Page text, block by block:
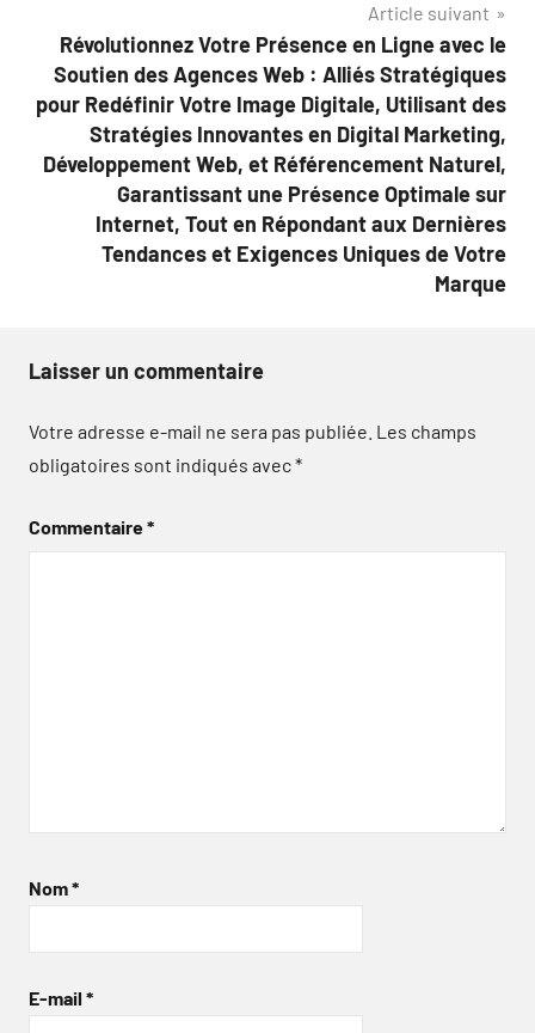
Article suivant
Révolutionnez Votre Présence en Ligne avec le
Soutien des Agences Web : Alliés Stratégiques
pour Redéfinir Votre Image Digitale, Utilisant des
Stratégies Innovantes en Digital Marketing,
Développement Web, et Référencement Naturel,
Garantissant une Présence Optimale sur
Internet, Tout en Répondant aux Dernières
Tendances et Exigences Uniques de Votre
Marque
Laisser un commentaire
Votre adresse e-mail ne sera pas publiée. Les champs
obligatoires sont indiqués avec*
Commentaire*
Nom*
E-mail *